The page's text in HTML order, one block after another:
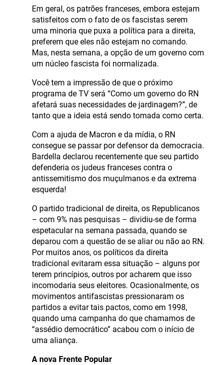
Em geral, os patrões franceses, embora estejam
satisfeitos com o fato de os fascistas serem
uma minoria que puxa a política para a direita,
preferem que eles não estejam no comando.
Mas, nesta semana, a opção de um governo com
um núcleo fascista foi normalizada.
Você tem a impressão de que o próximo
programa de TV será “Como um governo do RN
afetará suas necessidades de jardinagem?”, de
tanto que a ideia está sendo tomada como certa.
Com a ajuda de Macron e da mídia, o RN
consegue se passar por defensor da democracia.
Bardella declarou recentemente que seu partido
defenderia os judeus franceses contra o
antissemitismo dos muçulmanos e da extrema
esquerda!
O partido tradicional de direita, os Republicanos
– com 9% nas pesquisas – dividiu-se de forma
espetacular na semana passada, quando se
deparou com a questão de se aliar ou não ao RN.
Por muitos anos, os políticos da direita
tradicional evitaram essa situação – alguns por
terem princípios, outros por acharem que isso
incomodaria seus eleitores. Ocasionalmente, os
movimentos antifascistas pressionaram os
partidos a evitar tais pactos, como em 1998,
quando uma campanha do que chamamos de
“assédio democrático” acabou com o início de
uma aliança.
A nova Frente Popular